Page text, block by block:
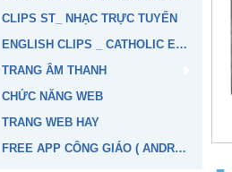
CLIPS ST_ NHẠC TRỰC TUYẾN
ENGLISH CLIPS _ CATHOLIC EDUCATION
TRANG ÂM THANH
CHỨC NĂNG WEB
TRANG WEB HAY
FREE APP CÔNG GIÁO ( ANDROID, IOS)
Kinh Cầu Trái Tim Đức Chúa Giêsu
Đức Chúa